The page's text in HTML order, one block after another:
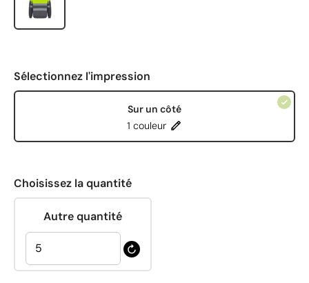
Sélectionnez l'impression
Sur un côté
1 couleur
Choisissez la quantité
Autre quantité